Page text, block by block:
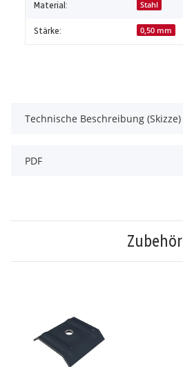
Material: Stahl
Stärke: 0,50 mm
Technische Beschreibung (Skizze)
PDF
Zubehör